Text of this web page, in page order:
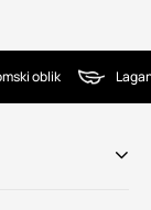
oblik